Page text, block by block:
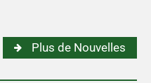
Plus de Nouvelles